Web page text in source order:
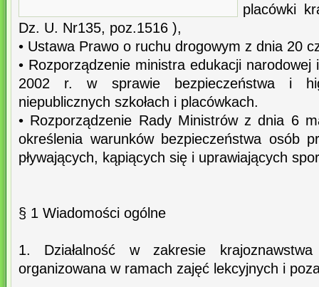
placówki
Dz. U. Nr135, poz.1516 ),
• Ustawa Prawo o ruchu drogowym z dnia 20
• Rozporządzenie ministra edukacji
2002 r. w sprawie bezpieczeństwa i
niepublicznych szkołach i placówkach.
• Rozporządzenie Rady Ministrów z dnia 6
określenia warunków bezpieczeństwa osób
pływających, kąpiących się i uprawiających
§ 1 Wiadomości ogólne
1. Działalność w zakresie
organizowana w ramach zajęć lekcyjnych i